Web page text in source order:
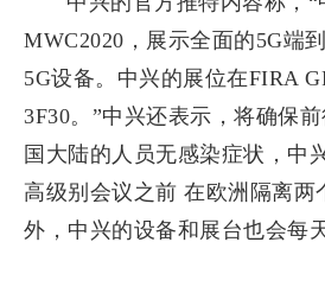
MWC2020，展示全面的5G端
5G设备。中兴的展位在FIRA
3F30。”中兴还表示，将确保
国大陆的人员无感染症状，中
高级别会议之前 在欧洲隔离两
外，中兴的设备和展台也会每